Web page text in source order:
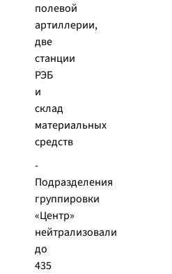
полевой
артиллерии,
две
станции
РЭБ
и
склад
материальных
средств
-
Подразделения
группировки
«Центр»
нейтрализовали
до
435